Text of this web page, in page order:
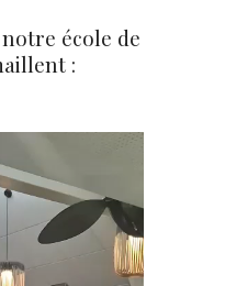
école de
: